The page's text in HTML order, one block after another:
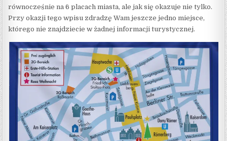
równocześnie na 6 placach miasta, ale jak się okazuje nie tylko.
Przy okazji tego wpisu zdradzę Wam jeszcze jedno miejsce,
którego nie znajdziecie w żadnej informacji turystycznej.